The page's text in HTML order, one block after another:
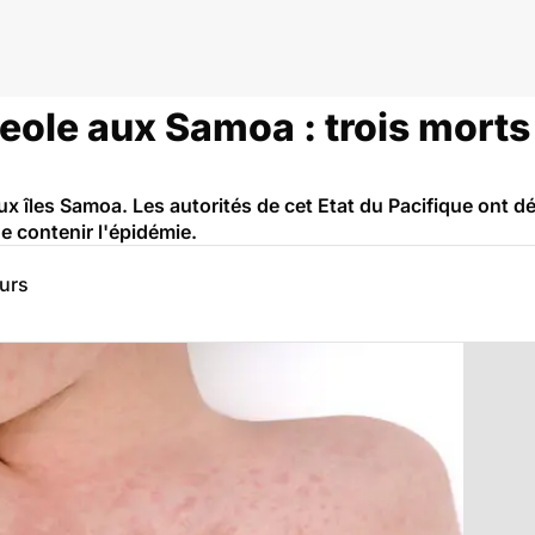
aux Samoa : trois
îles Samoa. Les autorités de cet Etat du Pacifique ont
contenir l'épidémie.